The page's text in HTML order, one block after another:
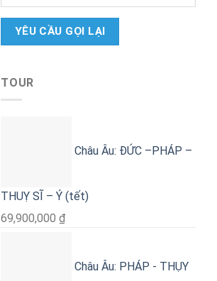
TOUR
Châu Âu: ĐỨC –PHÁP –
THUỴ SĨ – Ý (tết)
69,900,000 ₫
Châu Âu: PHÁP - THỤY